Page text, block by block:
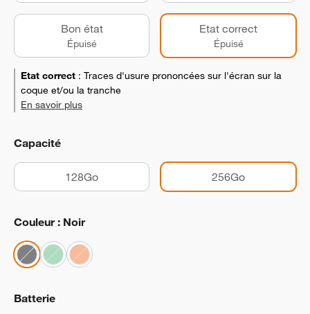
Bon état
Épuisé
Etat correct
Épuisé
Etat correct : Traces d'usure prononcées sur l'écran sur la
coque et/ou la tranche
En savoir plus
Capacité
128Go 256Go
Couleur : Noir
Batterie